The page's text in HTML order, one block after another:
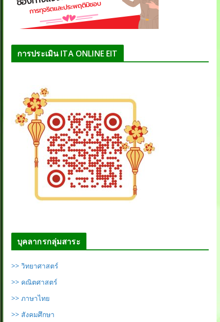
การประเมิน ITA ONLINE EIT
บุคลากรกลุ่มสาระ
>> วิทยาศาสตร์
>> คณิตศาสตร์
>> ภาษาไทย
>> สังคมศึกษา